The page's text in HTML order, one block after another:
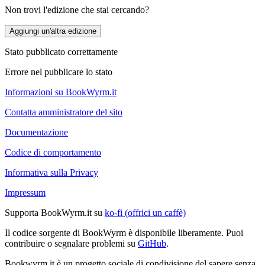
Non trovi l'edizione che stai cercando?
Aggiungi un'altra edizione
Stato pubblicato correttamente
Errore nel pubblicare lo stato
Informazioni su BookWyrm.it
Contatta amministratore del sito
Documentazione
Codice di comportamento
Informativa sulla Privacy
Impressum
Supporta BookWyrm.it su ko-fi (offrici un caffè)
Il codice sorgente di BookWyrm è disponibile liberamente. Puoi
contribuire o segnalare problemi su GitHub.